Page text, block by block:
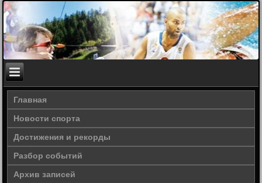
Главная
Новости спорта
Достижения и рекорды
Разбор событий
Архив записей